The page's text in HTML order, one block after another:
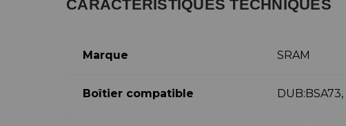
CARACTÉRISTIQUES TECHNIQUES
Marque SRAM
Boîtier compatible